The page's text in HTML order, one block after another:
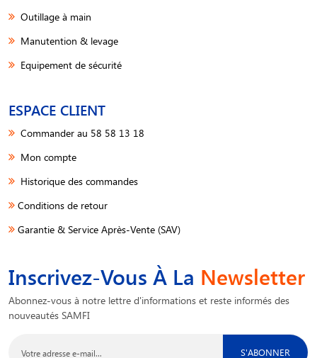
Outillage à main
Manutention & levage
Equipement de sécurité
ESPACE CLIENT
Commander au 58 58 13 18
Mon compte
Historique des commandes
Conditions de retour
Garantie & Service Après-Vente (SAV)
Inscrivez-Vous À La Newsletter
Abonnez-vous à notre lettre d'informations et reste informés des
nouveautés SAMFI
S'ABONNER